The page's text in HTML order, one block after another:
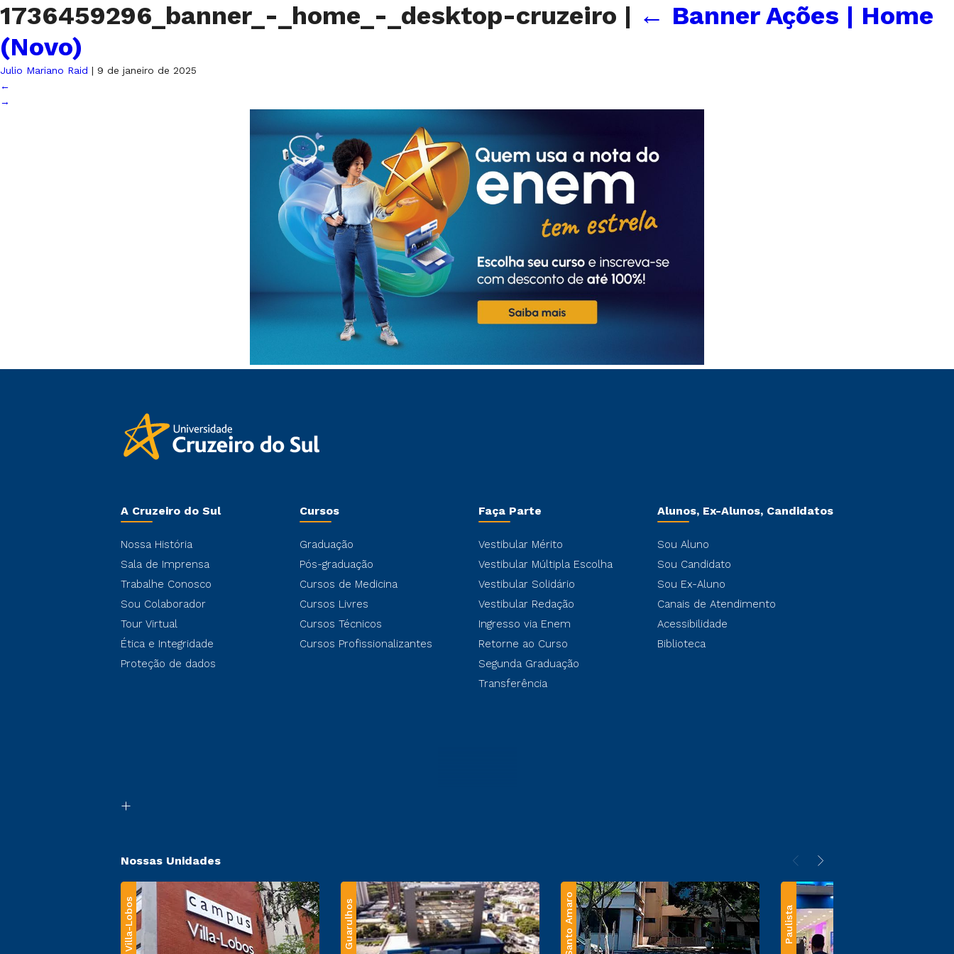
1736459296_banner_-_home_-_desktop-cruzeiro | ← Banner Ações | Home
(Novo)
Julio Mariano Raid | 9 de janeiro de 2025
←
→
A Cruzeiro do Sul
Nossa História
Sala de Imprensa
Trabalhe Conosco
Sou Colaborador
Tour Virtual
Ética e Integridade
Proteção de dados
Cursos
Graduação
Pós-graduação
Cursos de Medicina
Cursos Livres
Cursos Técnicos
Cursos Profissionalizantes
Faça Parte
Vestibular Mérito
Vestibular Múltipla Escolha
Vestibular Solidário
Vestibular Redação
Ingresso via Enem
Retorne ao Curso
Segunda Graduação
Transferência
Alunos, Ex-Alunos, Candidatos
Sou Aluno
Sou Candidato
Sou Ex-Aluno
Canais de Atendimento
Acessibilidade
Biblioteca
Nossas Unidades
Villa-Lobos Guarulhos Santo Amaro Paulista